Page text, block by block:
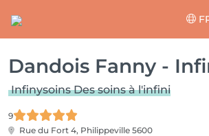
Dandois Fanny -
Infinysoins Des soins à l'infini
9
Rue du Fort 4, Philippeville 5600